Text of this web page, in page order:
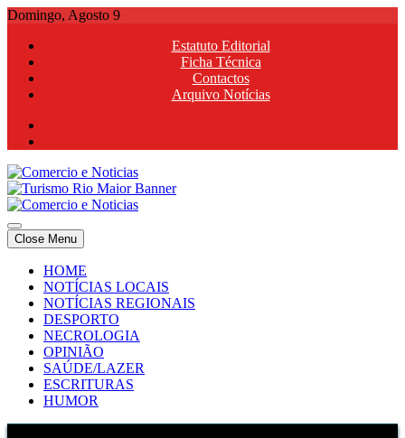
Skip
content
Domingo, Agosto 9
Estatuto Editorial
Ficha Técnica
Contactos
Arquivo Notícias
Comercio e Noticias
Notícias e Publicidade Online
Comercio e Noticias
Notícias e Publicidade Online
Close Menu
HOME
NOTÍCIAS LOCAIS
NOTÍCIAS REGIONAIS
DESPORTO
NECROLOGIA
OPINIÃO
SAÚDE/LAZER
ESCRITURAS
HUMOR